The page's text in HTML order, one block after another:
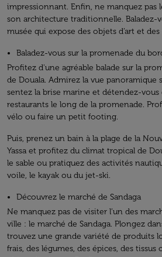
impressionnant. Enfin, ne manquez pas
son architecture traditionnelle. Baladez-
musée qui expose des objets d’art et
Baladez-vous sur la promenade du
Profitez d'une agréable balade sur la
de Douala. Admirez la vue panoramique
sentez la brise marine et détendez-vous
restaurants le long de la promenade.
vélo ou faire un petit footing.
Puis, prenez un bain à la plage de la
Yassa et profitez du climat tropical de
le sable ou pratiquez des activités
voile, le kayak ou du jet-ski.
Découvrez le marché de Sandaga
Ne manquez pas de visiter l’un des
ville : le marché de Sandaga. Plongez
trouvez une grande variété de produits
frais, des légumes, des épices, des